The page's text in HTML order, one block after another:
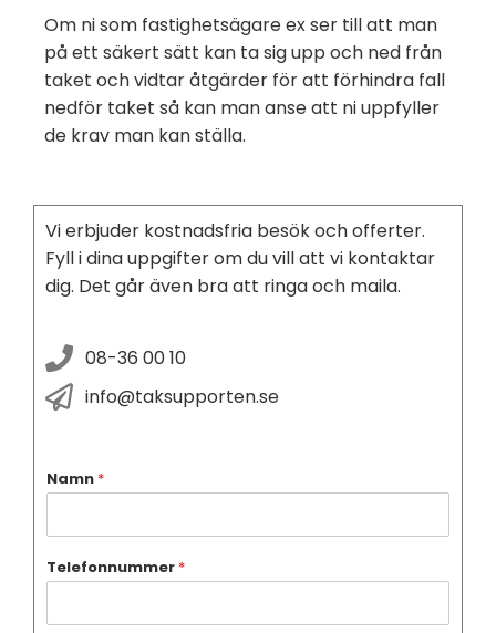
Om ni som fastighetsägare ex ser till att man
på ett säkert sätt kan ta sig upp och ned från
taket och vidtar åtgärder för att förhindra fall
nedför taket så kan man anse att ni uppfyller
de krav man kan ställa.
Vi erbjuder kostnadsfria besök och offerter.
Fyll i dina uppgifter om du vill att vi kontaktar
dig. Det går även bra att ringa och maila.
08-36 00 10
info@taksupporten.se
Namn *
Telefonnummer *